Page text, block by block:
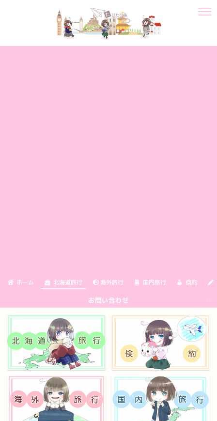
ホーム 北海道旅行 海外旅行 国内旅行 倹約
お問い合わせ